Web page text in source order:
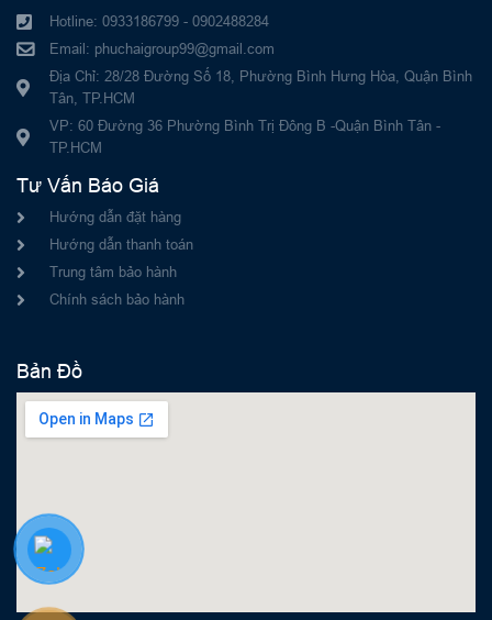
Hotline: 0933186799 - 0902488284
Email: phuchaigroup99@gmail.com
Địa Chỉ: 28/28 Đường Số 18, Phường Bình Hưng Hòa, Quận Bình
Tân, TP.HCM
VP: 60 Đường 36 Phường Bình Trị Đông B -Quận Bình Tân -
TP.HCM
Tư Vấn Báo Giá
Hướng dẫn đặt hàng
Hướng dẫn thanh toán
Trung tâm bảo hành
Chính sách bảo hành
Bản Đồ